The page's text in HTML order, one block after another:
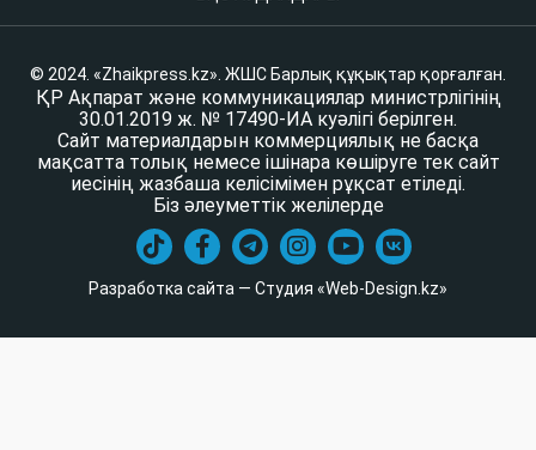
© 2024. «Zhaikpress.kz». ЖШС Барлық құқықтар қорғалған.
ҚР Ақпарат және коммуникациялар министрлігінің
30.01.2019 ж. № 17490-ИА куәлігі берілген.
Сайт материалдарын коммерциялық не басқа
мақсатта толық немесе ішінара көшіруге тек сайт
иесінің жазбаша келісімімен рұқсат етіледі.
Біз әлеуметтік желілерде
Разработка сайта — Студия «Web-Design.kz»